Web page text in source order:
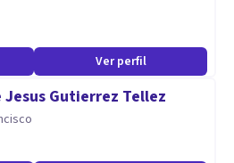
Ver perfil
Jesus Gutierrez Tellez